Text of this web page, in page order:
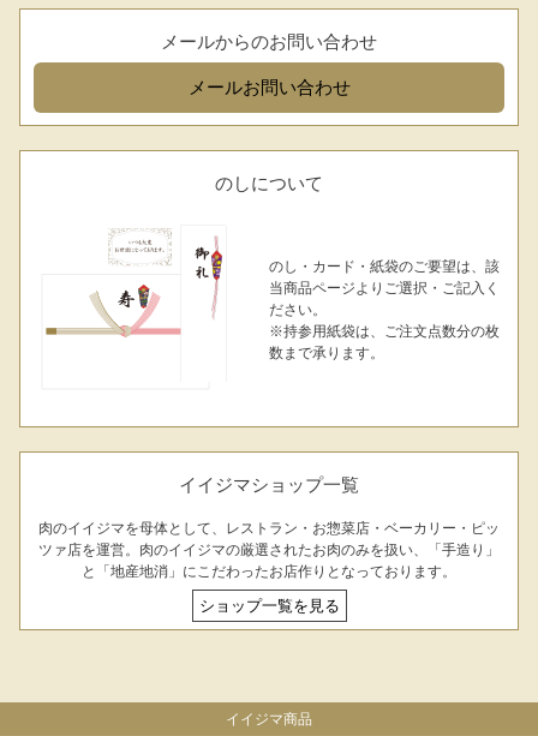
メールからのお問い合わせ
メールお問い合わせ
のしについて
のし・カード・紙袋のご要望は、該
当商品ページよりご選択・ご記入く
ださい。
※持参用紙袋は、ご注文点数分の枚
数まで承ります。
イイジマショップ一覧
肉のイイジマを母体として、レストラン・お惣菜店・ベーカリー・ピッ
ツァ店を運営。肉のイイジマの厳選されたお肉のみを扱い、「手造り」
と「地産地消」にこだわったお店作りとなっております。
ショップ一覧を見る
イイジマ商品